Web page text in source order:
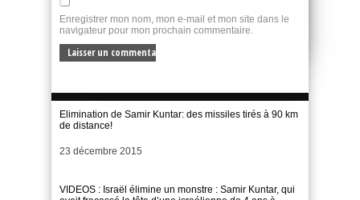
Enregistrer mon nom, mon e-mail et mon site dans le
navigateur pour mon prochain commentaire.
Elimination de Samir Kuntar: des missiles tirés à 90 km
de distance!
Date
23 décembre 2015
VIDEOS : Israël élimine un monstre : Samir Kuntar, qui